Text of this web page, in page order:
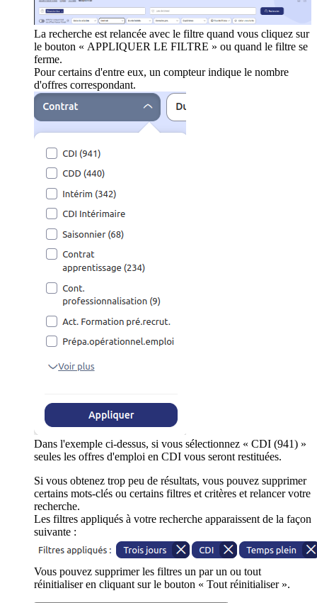
La recherche est relancée avec le filtre quand vous cliquez sur
le bouton « APPLIQUER LE FILTRE » ou quand le filtre se
ferme.
Pour certains d'entre eux, un compteur indique le nombre
d'offres correspondant.
Dans l'exemple ci-dessus, si vous sélectionnez « CDI (941) »
seules les offres d'emploi en CDI vous seront restituées.
Si vous obtenez trop peu de résultats, vous pouvez supprimer
certains mots-clés ou certains filtres et critères et relancer votre
recherche.
Les filtres appliqués à votre recherche apparaissent de la façon
suivante :
Vous pouvez supprimer les filtres un par un ou tout
réinitialiser en cliquant sur le bouton « Tout réinitialiser ».